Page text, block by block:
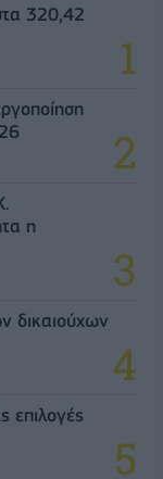
320,42
η
δικαιούχων
επιλογές